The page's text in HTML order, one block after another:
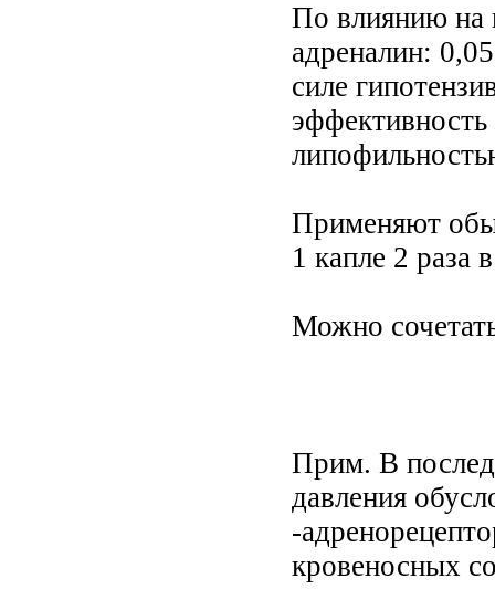
По влиянию на
адреналин:
силе
эффективность
Применяют
1 капле 2 раза
Можно
Прим. В
давления
-
кровеносных